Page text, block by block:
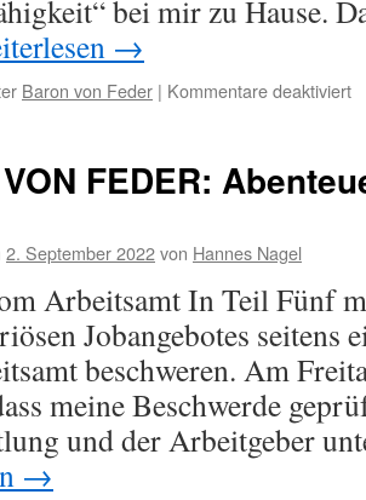
bei mir zu Hause.
→
Baron von Feder | Kommentare deaktiviert
FEDER:
2. September 2022von Hannes Nagel
Arbeitsamt In Teil Fünf
Jobangebotes seitens
beschweren. Am
meine Beschwerde
und der Arbeitgeber
→